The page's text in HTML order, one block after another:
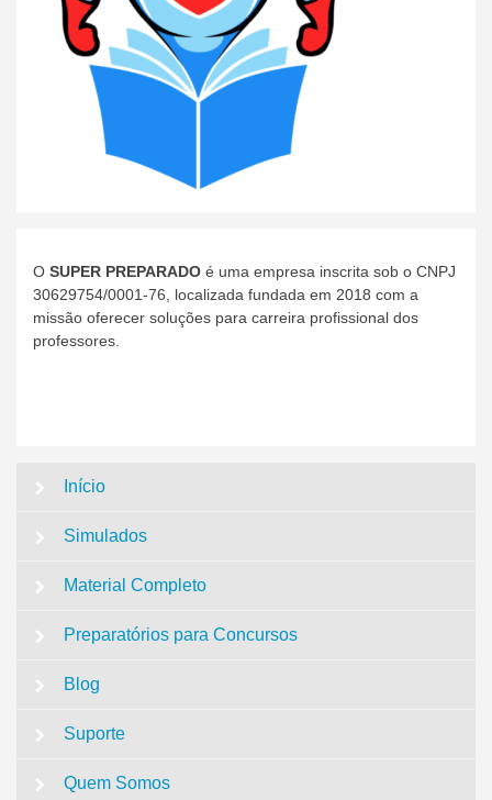
O SUPER PREPARADO é uma empresa inscrita sob o CNPJ
30629754/0001-76, localizada fundada em 2018 com a
missão oferecer soluções para carreira profissional dos
professores.
Início
Simulados
Material Completo
Preparatórios para Concursos
Blog
Suporte
Quem Somos